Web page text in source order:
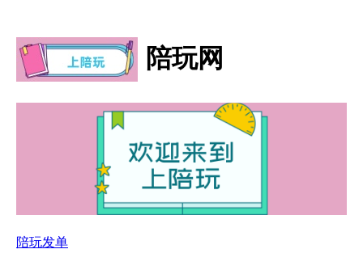
陪玩网
陪玩发单